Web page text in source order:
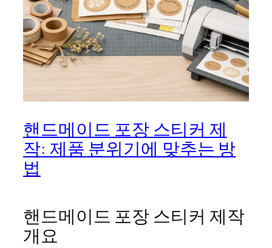
핸드메이드 포장 스티커 제
작: 제품 분위기에 맞추는 방
법
핸드메이드 포장 스티커 제작
개요